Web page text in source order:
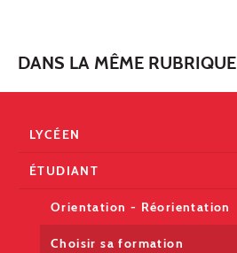
DANS LA MÊME RUBRIQUE
LYCÉEN
ÉTUDIANT
Orientation - Réorientation
Choisir sa formation